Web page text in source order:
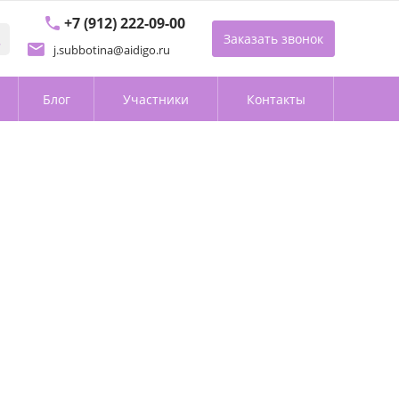
+7 (912) 222-09-00
j.subbotina@aidigo.ru
Заказать звонок
Блог Участники Контакты